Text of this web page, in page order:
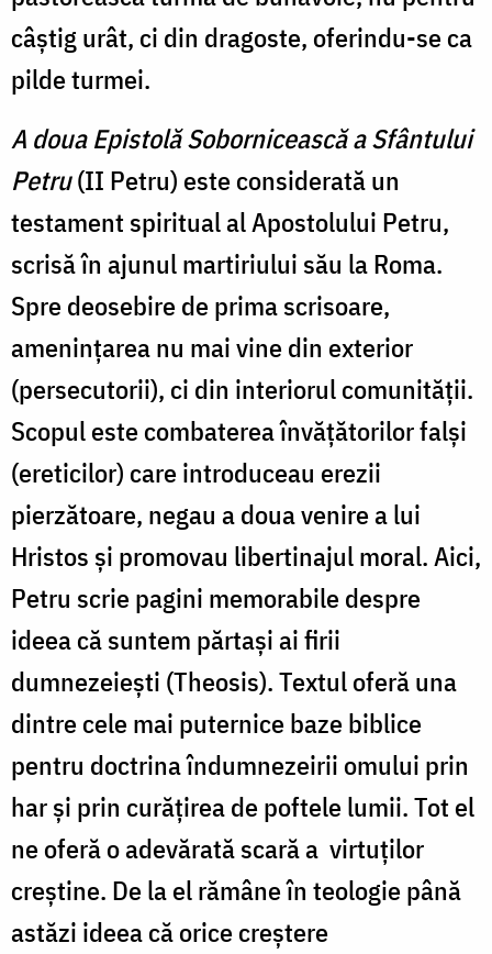
câștig urât, ci din dragoste, oferindu-se ca
pilde turmei.
A doua Epistolă Sobornicească a Sfântului
Petru(II Petru) este considerată un
testament spiritual al Apostolului Petru,
scrisă în ajunul martiriului său la Roma.
Spre deosebire de prima scrisoare,
amenințarea nu mai vine din exterior
(persecutorii), ci din interiorul comunității.
Scopul este combaterea învățătorilor falși
(ereticilor) care introduceau erezii
pierzătoare, negau a doua venire a lui
Hristos și promovau libertinajul moral. Aici,
Petru scrie pagini memorabile despre
ideea că suntem părtași ai firii
dumnezeiești (Theosis). Textul oferă una
dintre cele mai puternice baze biblice
pentru doctrina îndumnezeirii omului prin
har și prin curățirea de poftele lumii. Tot el
ne oferă o adevărată scară a virtuților
creștine. De la el rămâne în teologie până
astăzi ideea că orice creștere